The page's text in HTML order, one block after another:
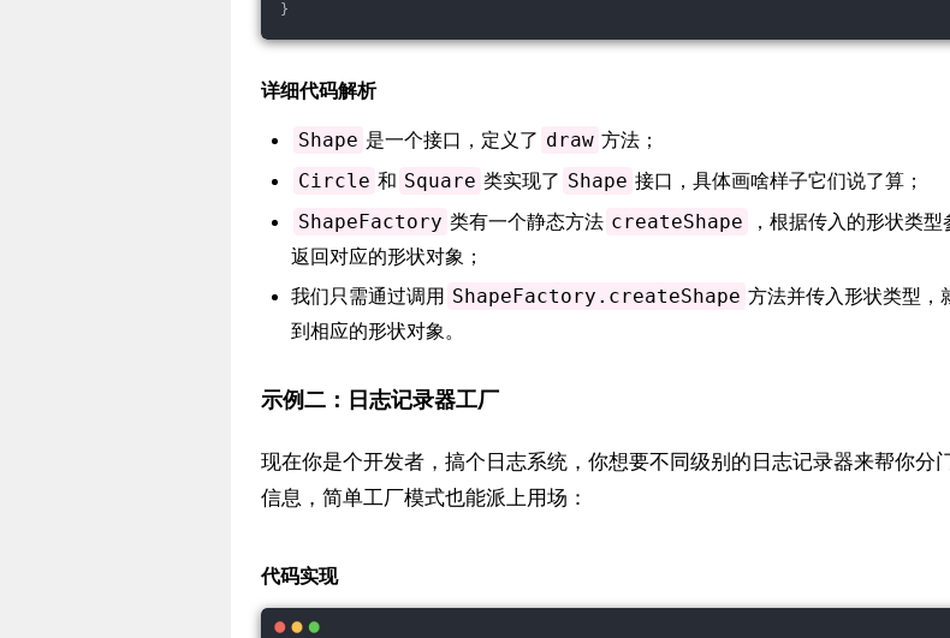
}
详细代码解析
Shape 是一个接口，定义了 draw 方法；
Circle 和 Square 类实现了 Shape 接口，具体画啥样子它们说了算；
ShapeFactory 类有一个静态方法 createShape
，根据传入的形状类
返回对应的形状对象；
我们只需通过调用 ShapeFactory.createShape 方法并传入形状类型，
到相应的形状对象。
示例二：日志记录器工厂
现在你是个开发者，搞个日志系统，你想要不同级别的日志记录器来帮你分
信息，简单工厂模式也能派上用场：
代码实现